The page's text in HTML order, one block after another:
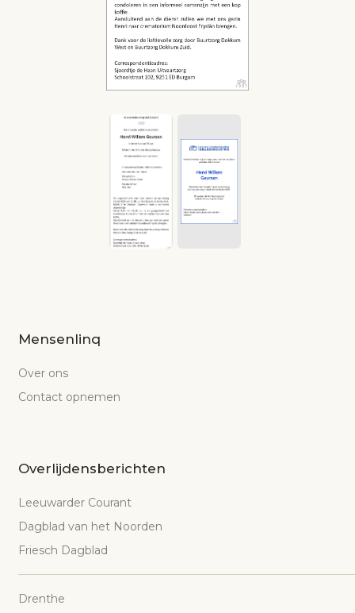
Mensenlinq
Over ons
Contact opnemen
Overlijdensberichten
Leeuwarder Courant
Dagblad van het Noorden
Friesch Dagblad
Drenthe